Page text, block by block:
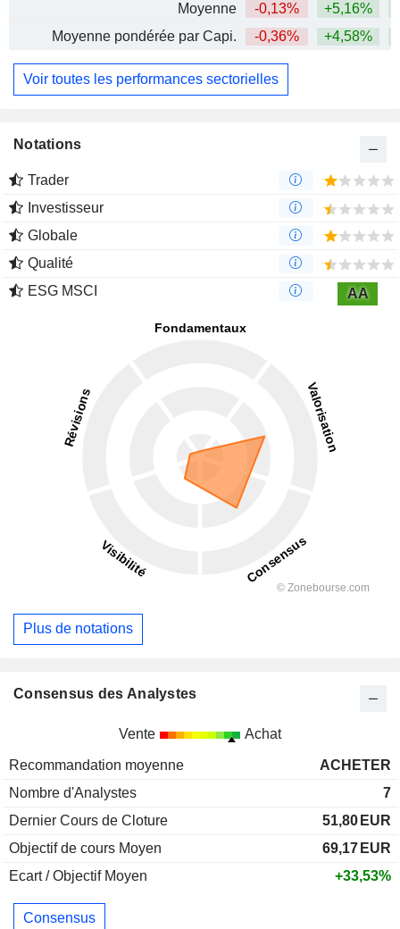
Moyenne
-0,13% +5,16%
Moyenne pondérée par Capi.
-0,36% +4,58%
Voir toutes les performances sectorielles
Notations
Trader
Investisseur
Globale
Qualité
ESG MSCI
AA
Plus de notations
Consensus des Analystes
Vente Achat
Recommandation moyenne
ACHETER
Nombre d'Analystes
7
Dernier Cours de Cloture
51,80 EUR
Objectif de cours Moyen
69,17 EUR
Ecart / Objectif Moyen
+33,53%
Consensus